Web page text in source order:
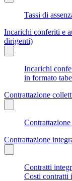
Tassi di
Incarichi conferiti e
dirigenti)
Incarichi
in formato
Contrattazione
Contrattazione
Contratti
Costi contratti